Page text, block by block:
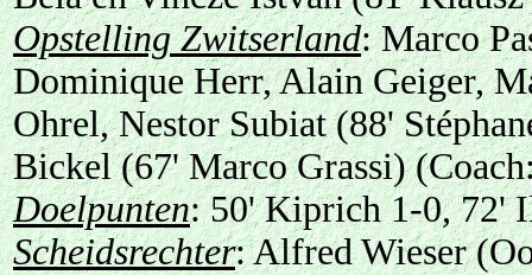
Opstelling Zwitserland: Marco
Dominique Herr, Alain Geiger,
Ohrel, Nestor Subiat (88'
Bickel (67' Marco Grassi)
Doelpunten: 50' Kiprich 1-0, 72'
Scheidsrechter: Alfred Wieser